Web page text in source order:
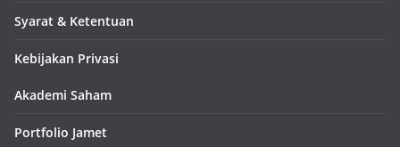
Syarat & Ketentuan
Kebijakan Privasi
Akademi Saham
Portfolio Jamet